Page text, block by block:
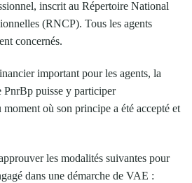
inscrit au Répertoire National
(RNCP). Tous les agents
concernés.
important pour les agents, la
PnrBp puisse y participer
où son principe a été accepté et
les modalités suivantes pour
dans une démarche de VAE :